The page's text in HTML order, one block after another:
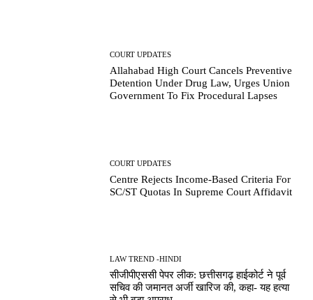
COURT UPDATES
Allahabad High Court Cancels Preventive
Detention Under Drug Law, Urges Union
Government To Fix Procedural Lapses
COURT UPDATES
Centre Rejects Income-Based Criteria For
SC/ST Quotas In Supreme Court Affidavit
LAW TREND -HINDI
सीजीपीएससी पेपर लीक: छत्तीसगढ़ हाईकोर्ट ने पूर्व
सचिव की जमानत अर्जी खारिज की, कहा- यह हत्या